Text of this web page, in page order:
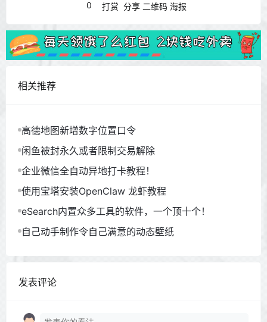
0 打赏 分享 二维码 海报
相关推荐
高德地图新增数字位置口令
闲鱼被封永久或者限制交易解除
企业微信全自动异地打卡教程！
使用宝塔安装OpenClaw 龙虾教程
eSearch内置众多工具的软件，一个顶十个！
自己动手制作令自己满意的动态壁纸
发表评论